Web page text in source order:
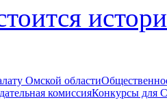
Омской области
комиссияКонкурсы